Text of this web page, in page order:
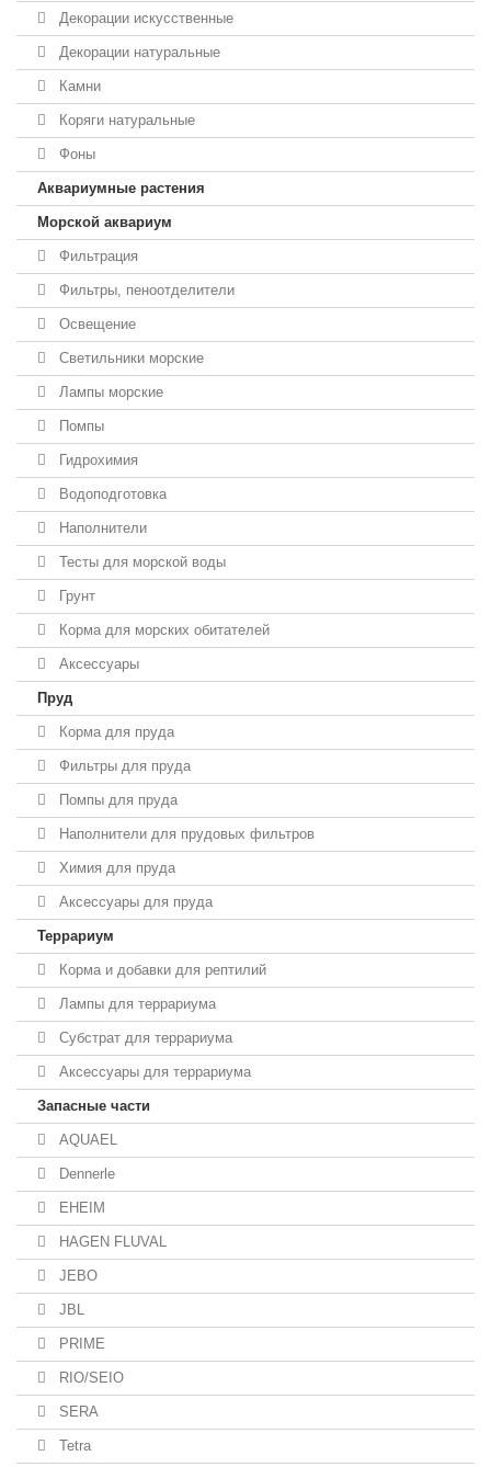
Декорации искусственные
Декорации натуральные
Камни
Коряги натуральные
Фоны
Аквариумные растения
Морской аквариум
Фильтрация
Фильтры, пеноотделители
Освещение
Светильники морские
Лампы морские
Помпы
Гидрохимия
Водоподготовка
Наполнители
Тесты для морской воды
Грунт
Корма для морских обитателей
Аксессуары
Пруд
Корма для пруда
Фильтры для пруда
Помпы для пруда
Наполнители для прудовых фильтров
Химия для пруда
Аксессуары для пруда
Террариум
Корма и добавки для рептилий
Лампы для террариума
Субстрат для террариума
Аксессуары для террариума
Запасные части
AQUAEL
Dennerle
EHEIM
HAGEN FLUVAL
JEBO
JBL
PRIME
RIO/SEIO
SERA
Tetra